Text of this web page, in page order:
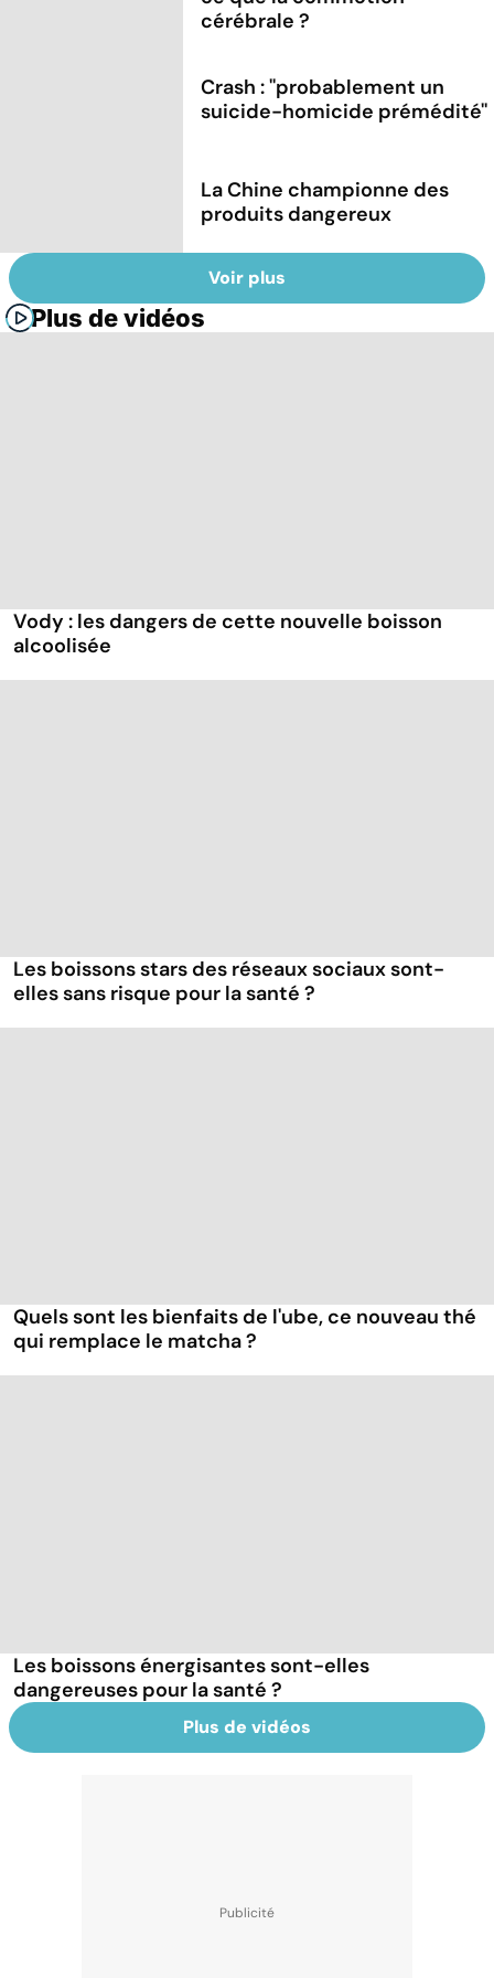
cérébrale ?
Crash : ''probablement un
suicide-homicide prémédité''
La Chine championne des
produits dangereux
Voir plus
Plus de vidéos
Vody : les dangers de cette nouvelle boisson
alcoolisée
Les boissons stars des réseaux sociaux sont-
elles sans risque pour la santé ?
Quels sont les bienfaits de l'ube, ce nouveau thé
qui remplace le matcha ?
Les boissons énergisantes sont-elles
dangereuses pour la santé ?
Plus de vidéos